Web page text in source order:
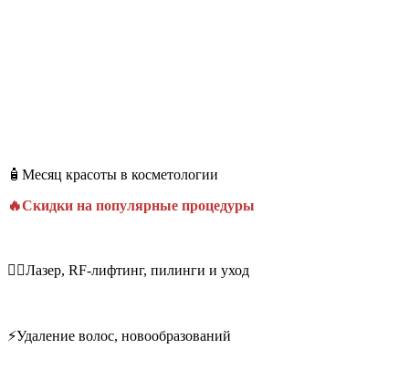
🧴Месяц красоты в косметологии
🔥Скидки на популярные процедуры
💆‍♀️Лазер, RF-лифтинг, пилинги и уход
⚡Удаление волос, новообразований